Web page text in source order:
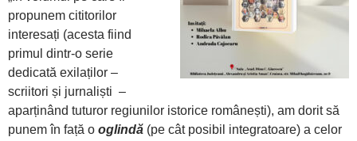
propunem cititorilor
interesați (acesta fiind
primul dintr-o serie
dedicată exilaților –
scriitori și jurnaliști –
aparținând tuturor regiunilor istorice românești), am dorit să
punem în față o oglindă (pe cât posibil integratoare) a celor